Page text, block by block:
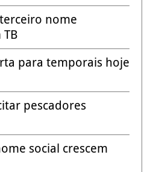
nome
para temporais hoje
pescadores
social crescem